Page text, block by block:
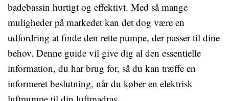
badebassin hurtigt og effektivt. Med så mange
muligheder på markedet kan det dog være en
udfordring at finde den rette pumpe, der passer til dine
behov. Denne guide vil give dig al den essentielle
information, du har brug for, så du kan træffe en
informeret beslutning, når du køber en elektrisk